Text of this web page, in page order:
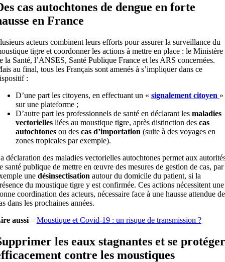
cas autochtones de dengue en forte
en France
acteurs combinent leurs efforts pour assurer la surveillance du
tigre et coordonner les actions à mettre en place : le Ministère
la Santé, l’ANSES, Santé Publique France et les ARS concernées.
au final, tous les Français sont amenés à s’impliquer dans ce
:
D’une part les citoyens, en effectuant un « signalement citoyen »
sur une plateforme ;
D’autre part les professionnels de santé en déclarant les maladies
vectoriellesliées au moustique tigre, après distinction des cas
autochtonesou des cas d’importation (suite à des voyages en
zones tropicales par exemple).
déclaration des maladies vectorielles autochtones permet aux
santé publique de mettre en œuvre des mesures de gestion de cas, par
une désinsectisation autour du domicile du patient, si la
du moustique tigre y est confirmée. Ces actions nécessitent une
coordination des acteurs, nécessaire face à une hausse attendue
dans les prochaines années.
aussi– Moustique et Covid-19 : un risque de transmission ?
les eaux stagnantes et se protéger
contre les moustiques